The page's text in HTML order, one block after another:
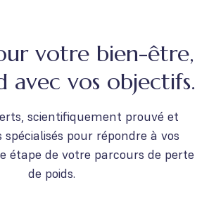
votre bien-être,
avec vos objectifs.
scientifiquement prouvé et
pour répondre à vos
étape de votre parcours de perte
de poids.